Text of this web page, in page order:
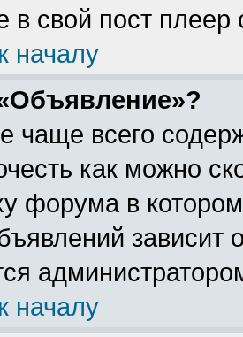
в свой пост плеер
началу
чаще всего
как можно
форума в
зависит
началу